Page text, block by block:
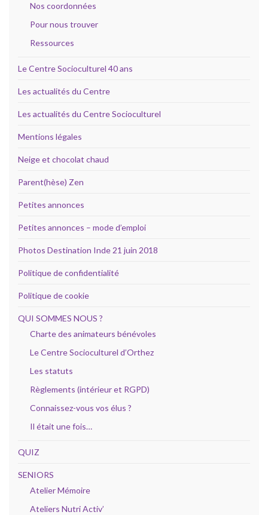
Nos coordonnées
Pour nous trouver
Ressources
Le Centre Socioculturel 40 ans
Les actualités du Centre
Les actualités du Centre Socioculturel
Mentions légales
Neige et chocolat chaud
Parent(hèse) Zen
Petites annonces
Petites annonces – mode d’emploi
Photos Destination Inde 21 juin 2018
Politique de confidentialité
Politique de cookie
QUI SOMMES NOUS ?
Charte des animateurs bénévoles
Le Centre Socioculturel d’Orthez
Les statuts
Règlements (intérieur et RGPD)
Connaissez-vous vos élus ?
Il était une fois…
QUIZ
SENIORS
Atelier Mémoire
Ateliers Nutri Activ’